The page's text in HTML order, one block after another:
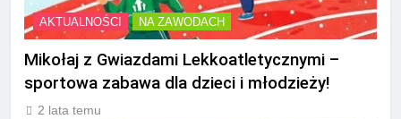
AKTUALNOŚCI NA ZAWODACH
Mikołaj z Gwiazdami Lekkoatletycznymi –
sportowa zabawa dla dzieci i młodzieży!
2 lata temu